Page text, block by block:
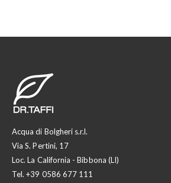
Acqua di Bolgheri s.r.l.
Via S. Pertini, 17
Loc. La California - Bibbona (LI)
Tel.+39 0586 677 111